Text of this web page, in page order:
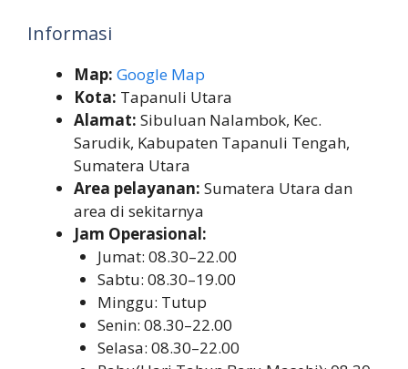
Informasi
Map: Google Map
Kota: Tapanuli Utara
Alamat: Sibuluan Nalambok, Kec.
Sarudik, Kabupaten Tapanuli Tengah,
Sumatera Utara
Area pelayanan: Sumatera Utara dan
area di sekitarnya
Jam Operasional:
Jumat: 08.30–22.00
Sabtu: 08.30–19.00
Minggu: Tutup
Senin: 08.30–22.00
Selasa: 08.30–22.00